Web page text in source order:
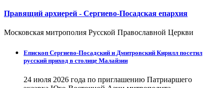
Правящий архиерей - Сергиево-Посадская епархия
Московская митрополия Русской Православной Церкви
Епископ Сергиево-Посадский и Дмитровский Кирилл посетил
русский приход в столице Малайзии
24 июля 2026 года по приглашению Патриаршего